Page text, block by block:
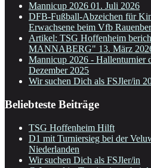
Mannicup 2026 01. Juli 2026
DFB-Fußball-Abzeichen für
Erwachsene beim Vfb
Artikel: TSG Hoffenheim
MANNABERG" 13. März
Mannicup 2026 - Hallenturnier
Dezember 2025
Wir suchen Dich als FSJler/in
Beliebteste Beiträge
TSG Hoffenheim Hilft
D1 mit Turniersieg bei der
Niederlanden
Wir suchen Dich als FSJler/in